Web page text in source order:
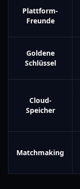
Plattform-
Freunde
Goldene
Schlüssel
Cloud-
Speicher
Matchmaking